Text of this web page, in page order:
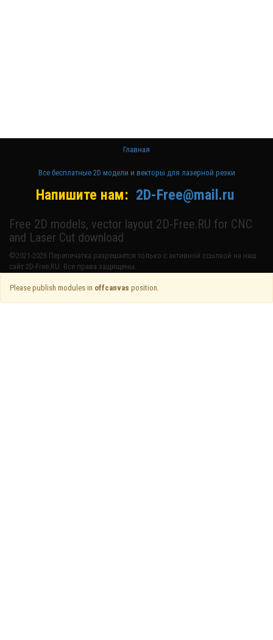
Главная
Все бесплатные 2D модели и векторы для лазерной резки
Напишите нам: 2D-Free@mail.ru
Free 2D models, vector layout 2D-Free.RU for CNC
and Laser Cut download
©2021-2026 Перепечатка разрешается только с активной ссылкой на наш
сайт 2D-Free.RU. Все права защищены.
Please publish modules in offcanvas position.